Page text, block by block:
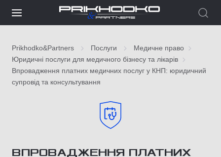
Prikhodko&Partners Послуги
Медичне право
Юридичні послуги для медичного бізнесу та лікарів
Впровадження платних медичних послуг у КНП: юридичний
супровід та консультування
ВПРОВАДЖЕННЯ ПЛАТНИХ